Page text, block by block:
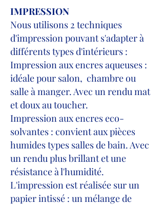
IMPRESSION
Nous utilisons 2 techniques
d'impression pouvant s'adapter à
différents types d'intérieurs :
Impression aux encres aqueuses :
idéale pour salon, chambre ou
salle à manger. Avec un rendu mat
et doux au toucher.
Impression aux encres eco-
solvantes : convient aux pièces
humides types salles de bain. Avec
un rendu plus brillant et une
résistance à l'humidité.
L'impression est réalisée sur un
papier intissé : un mélange de